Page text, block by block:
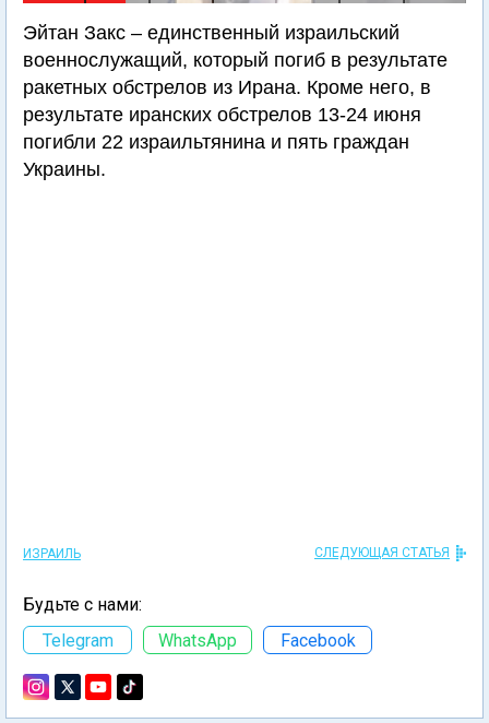
Эйтан Закс – единственный израильский
военнослужащий, который погиб в результате
ракетных обстрелов из Ирана. Кроме него, в
результате иранских обстрелов 13-24 июня
погибли 22 израильтянина и пять граждан
Украины.
ИЗРАИЛЬ СЛЕДУЮЩАЯ СТАТЬЯ
Будьте с нами:
Telegram
WhatsApp Facebook